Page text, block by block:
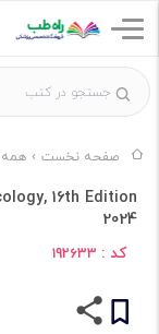
صفحه نخست
16th Edition
2024
کد : 192633